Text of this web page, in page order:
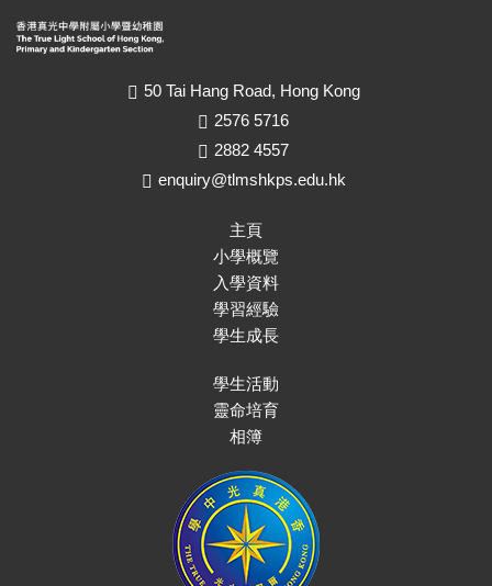
50 Tai Hang Road, Hong Kong
2576 5716
2882 4557
enquiry@tlmshkps.edu.hk
主頁
小學概覽
入學資料
學習經驗
學生成長
學生活動
靈命培育
相簿